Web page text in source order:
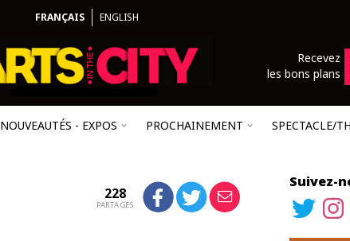
FRANÇAIS ENGLISH
Recevez
les bons plans
NOUVEAUTÉS - EXPOS PROCHAINEMENT SPECTACLE/
228
PARTAGES
Suivez-